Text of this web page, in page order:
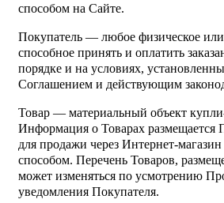
способом на Сайте.
Покупатель — любое физическое
способное принять и оплатить
порядке и на условиях,
Соглашением и действующим
Товар — материальный объект
Информация о Товарах размещается
для продажи через Интернет-
способом. Перечень Товаров,
может изменяться по усмотрению
уведомления Покупателя.